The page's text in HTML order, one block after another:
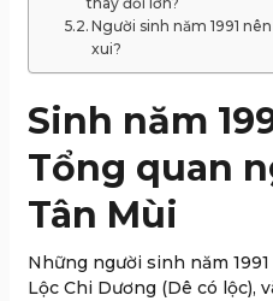
Người sinh năm 1991
xui?
Sinh năm
Tổng quan
Tân Mùi
Những người sinh năm
Lộc Chi Dương (Dê có lộc),